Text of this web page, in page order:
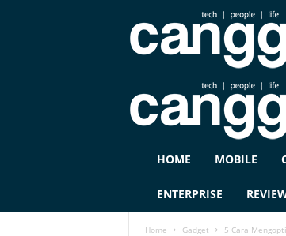
G
HOME MOBILE
ENTERPRISE
Home Gadget 5 Cara